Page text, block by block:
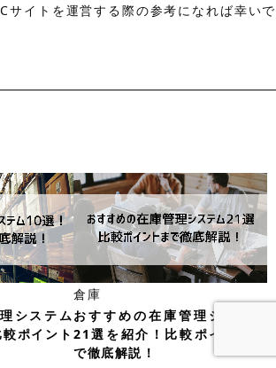
サイトを運営する際の参考になれば幸いで
システム
ポイント
倉庫
おすすめの在庫管理システム
21選を紹介！比較ポイントま
で徹底解説！